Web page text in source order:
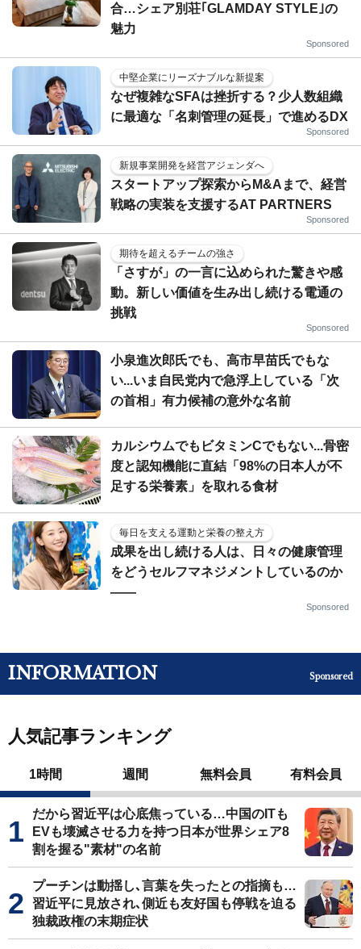
合…シェア別荘｢GLAMDAY STYLE｣の
魅力
Sponsored
中堅企業にリーズナブルな新提案
なぜ複雑なSFAは挫折する？少人数組織
に最適な「名刺管理の延長」で進めるDX
Sponsored
新規事業開発を経営アジェンダへ
スタートアップ探索からM&Aまで、経営
戦略の実装を支援するAT PARTNERS
Sponsored
期待を超えるチームの強さ
「さすが」の一言に込められた驚きや感
動。新しい価値を生み出し続ける電通の
挑戦
Sponsored
小泉進次郎氏でも、高市早苗氏でもな
い...いま自民党内で急浮上している「次
の首相」有力候補の意外な名前
カルシウムでもビタミンCでもない...骨密
度と認知機能に直結「98%の日本人が不
足する栄養素」を取れる食材
毎日を支える運動と栄養の整え方
成果を出し続ける人は、日々の健康管理
をどうセルフマネジメントしているのか
——
Sponsored
INFORMATION Sponsored
人気記事ランキング
1時間 週間 無料会員 有料会員
だから習近平は心底焦っている…中国のITも
EVも壊滅させる力を持つ日本が世界シェア8
割を握る"素材"の名前
プーチンは動揺し､言葉を失ったとの指摘も…
習近平に見放され､側近も友好国も停戦を迫る
独裁政権の末期症状